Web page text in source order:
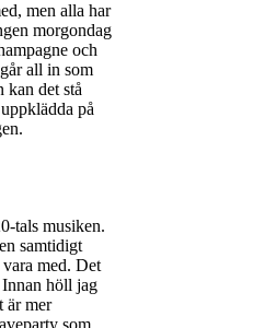
men alla har
morgondag
och
all in som
kan det stå
på
tals musiken.
samtidigt
med. Det
höll jag
är mer
som